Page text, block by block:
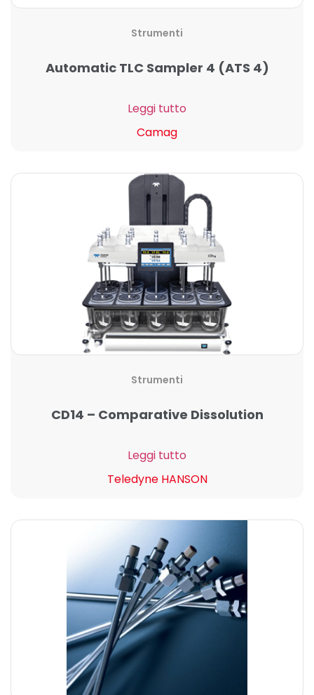
Strumenti
Automatic TLC Sampler 4 (ATS 4)
Leggi tutto
Camag
Strumenti
CD14 – Comparative Dissolution
Leggi tutto
Teledyne HANSON